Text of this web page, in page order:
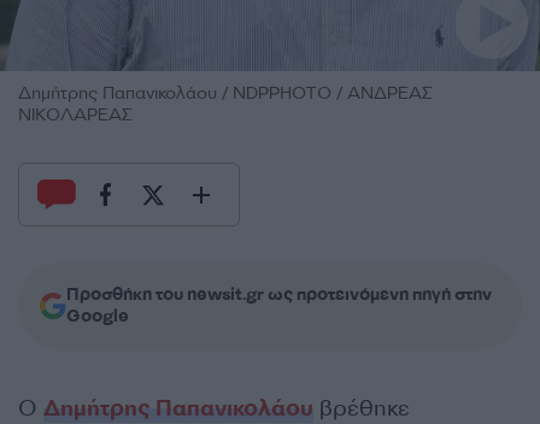
Δημήτρης Παπανικολάου / NDPPHOTO / ΑΝΔΡΕΑΣ
ΝΙΚΟΛΑΡΕΑΣ
Προσθήκη του newsit.gr ως προτεινόμενη πηγή στην
Google
Ο Δημήτρης Παπανικολάου βρέθηκε